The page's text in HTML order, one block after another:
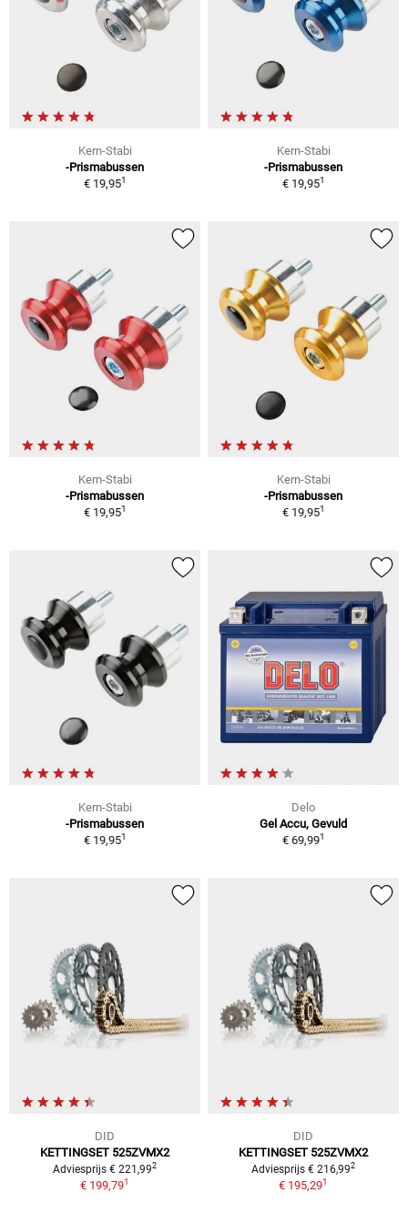
Kern-Stabi
-Prismabussen
€ 19,951
Kern-Stabi
-Prismabussen
€ 19,951
Kern-Stabi
-Prismabussen
€ 19,951
Kern-Stabi
-Prismabussen
€ 19,951
Kern-Stabi
-Prismabussen
€ 19,951
Delo
Gel Accu, Gevuld
€ 69,991
DID
KETTINGSET 525ZVMX2
Adviesprijs € 221,992
€ 199,791
DID
KETTINGSET 525ZVMX2
Adviesprijs € 216,992
€ 195,291